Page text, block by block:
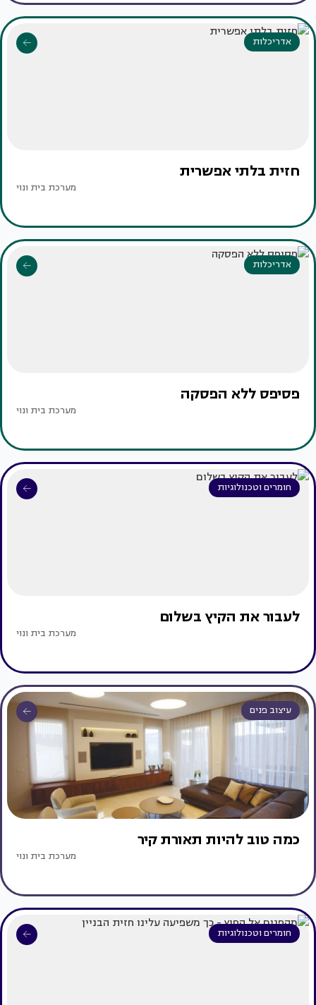
אדריכלות
חזית בלתי אפשרית
מערכת בית ונוי
אדריכלות
פסיפס ללא הפסקה
מערכת בית ונוי
חומרים וטכנולוגיות
לעבור את הקיץ בשלום
מערכת בית ונוי
עיצוב פנים
כמה טוב להיות תאורת קיר
מערכת בית ונוי
חומרים וטכנולוגיות